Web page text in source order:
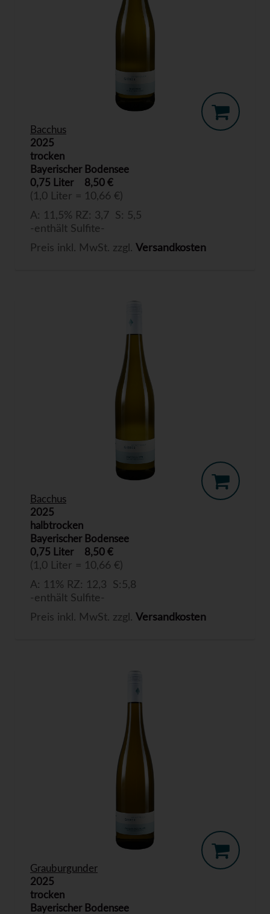
Bacchus
2025
trocken
Bayerischer Bodensee
0,75 Liter
8,50 €
(1,0 Liter = 10,66 €)
A: 11,5% RZ: 3,7 S: 5,5
-enthält Sulfite-
Preis inkl. MwSt. zzgl. Versandkosten
Bacchus
2025
halbtrocken
Bayerischer Bodensee
0,75 Liter
8,50 €
(1,0 Liter = 10,66 €)
A: 11% RZ: 12,3 S:5,8
-enthält Sulfite-
Preis inkl. MwSt. zzgl. Versandkosten
Grauburgunder
2025
trocken
Bayerischer Bodensee